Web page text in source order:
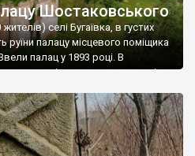
Шостаковського
селі Бугаївка, в густих
руїни палацу місцевого поміщика
палац у 1893 році. В
містилася школа, потім
лікарню. Коли із
точно не […]